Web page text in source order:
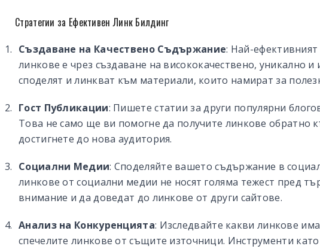
Стратегии за Ефективен Линк Билдинг
Създаване на Качествено Съдържание: Най-ефективният
линкове е чрез създаване на висококачествено, уникално
споделят и линкват към материали, които намират за
Гост Публикации: Пишете статии за други популярни
Това не само ще ви помогне да получите линкове обратно
достигнете до нова аудитория.
Социални Медии: Споделяйте вашето съдържание в
линкове от социални медии не носят голяма тежест пред
внимание и да доведат до линкове от други сайтове.
Анализ на Конкуренцията: Изследвайте какви линкове
спечелите линкове от същите източници. Инструменти